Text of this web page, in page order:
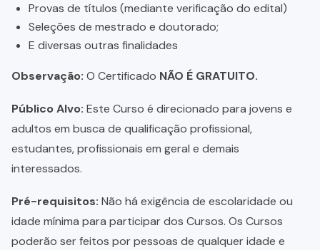
Provas de títulos (mediante verificação do edital)
Seleções de mestrado e doutorado;
E diversas outras finalidades
Observação: O Certificado NÃO É GRATUITO.
Público Alvo: Este Curso é direcionado para jovens e
adultos em busca de qualificação profissional,
estudantes, profissionais em geral e demais
interessados.
Pré-requisitos: Não há exigência de escolaridade ou
idade mínima para participar dos Cursos. Os Cursos
poderão ser feitos por pessoas de qualquer idade e